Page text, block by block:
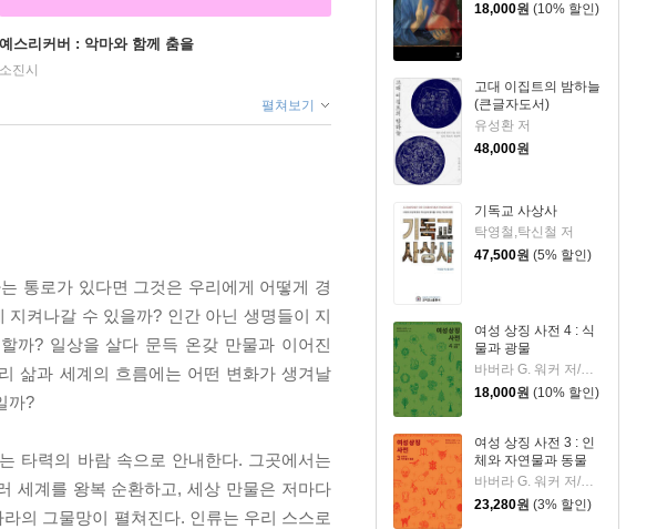
18,000원 (10% 할인)
고대 이집트의 밤하늘
(큰글자도서)
유성환 저
48,000원
기독교 사상사
탁영철,탁신철 저
47,500원 (5% 할인)
여성 상징 사전 4 : 식
물과 광물
바버라 G. 워커 저/여성 상징 번역 모임 역
18,000원 (10% 할인)
여성 상징 사전 3 : 인
체와 자연물과 동물
바버라 G. 워커 저/여성 상징 번역 모임 역
23,280원 (3% 할인)
예스리커버 : 악마와 함께 춤을
소진시
펼쳐보기
통로가 있다면 그것은 우리에게 어떻게 경
켜나갈 수 있을까? 인간 아닌 생명들이 지
까? 일상을 살다 문득 온갖 만물과 이어진
삶과 세계의 흐름에는 어떤 변화가 생겨날
까?
타력의 바람 속으로 안내한다. 그곳에서는
세계를 왕복 순환하고, 세상 만물은 저마다
의 그물망이 펼쳐진다. 인류는 우리 스스로